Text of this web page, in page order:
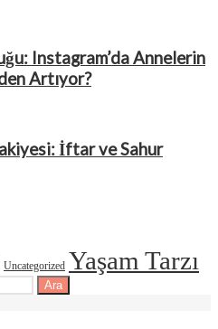
Instagram’da Annelerin
Artıyor?
İftar ve Sahur
Uncategorized Yaşam Tarzı